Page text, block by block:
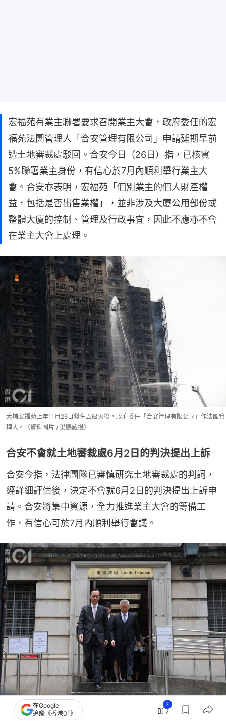
宏福苑有業主聯署要求召開業主大會，政府委任的宏
福苑法團管理人「合安管理有限公司」申請延期早前
遭土地審裁處駁回。合安今日（26日）指，已核實
5%聯署業主身份，有信心於7月內順利舉行業主大
會。合安亦表明，宏福苑「個別業主的個人財產權
益，包括是否出售業權」，並非涉及大廈公用部份或
整體大廈的控制、管理及行政事宜，因此不應亦不會
在業主大會上處理。
大埔宏福苑上年11月26日發生五級火後，政府委任「合安管理有限公司」作法團管
理人。（資料圖片 / 梁鵬威攝）
合安不會就土地審裁處6月2日的判決提出上訴
合安今指，法律團隊已審慎研究土地審裁處的判詞，
經詳細評估後，決定不會就6月2日的判決提出上訴申
請。合安將集中資源，全力推進業主大會的籌備工
作，有信心可於7月內順利舉行會議。
合安6月26日指已審慎研究土地審裁處的判詞，決定不會就6月2日的判決提出上訴
申請；圖為代表合安的資深大律師潘熙(左)出席土地審裁處聆訊。(資料圖片/鄭子峰
在Google
追蹤《香港01》
7